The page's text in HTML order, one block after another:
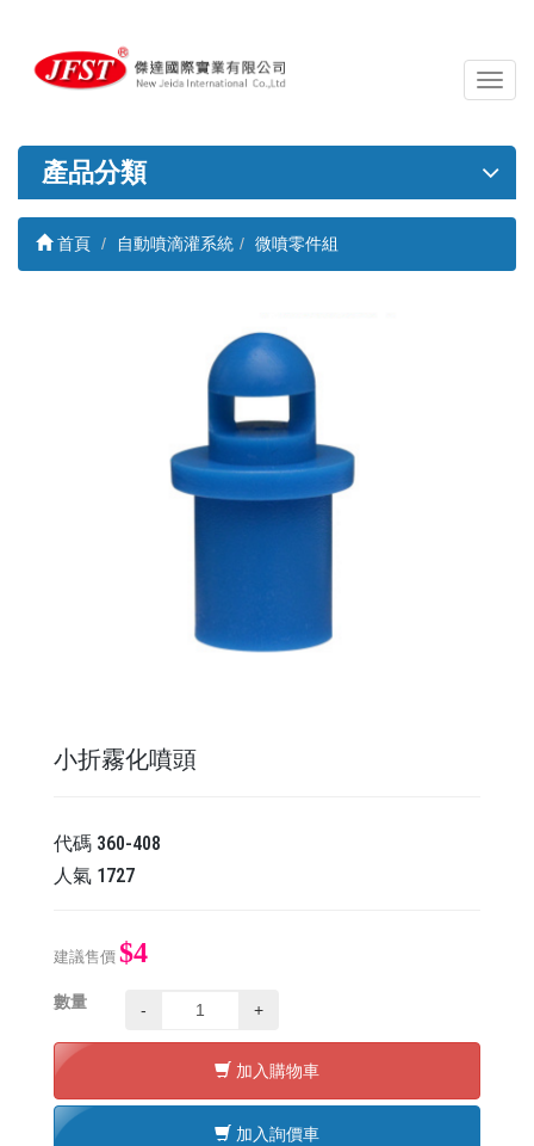
導
覽
關
產品分類
首頁 自動噴滴灌系統 微噴零件組
小折霧化噴頭
代碼 360-408
人氣 1727
建議售價 $4
數量 - +
加入購物車
加入詢價車